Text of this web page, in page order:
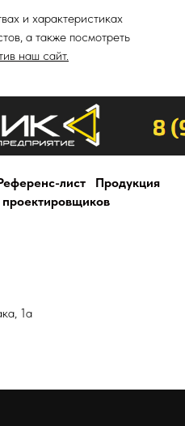
и характеристиках
а также посмотреть
наш сайт.
лист
Продукция
1а